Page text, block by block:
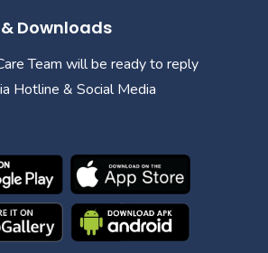
Downloads
Team will be ready to reply
Hotline & Social Media